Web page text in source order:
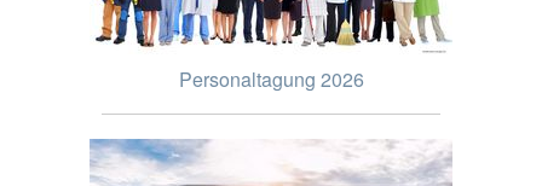
Personaltagung 2026